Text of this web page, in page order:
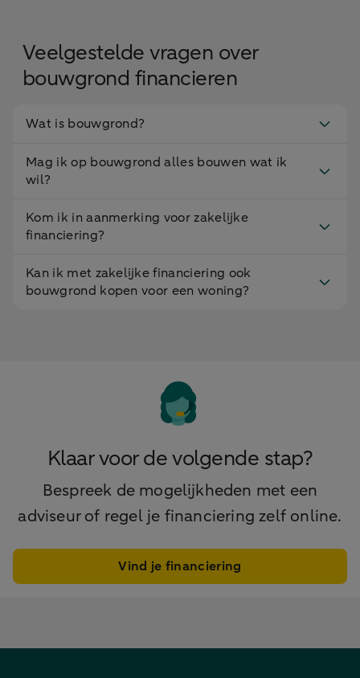
Veelgestelde vragen over
bouwgrond financieren
Wat is bouwgrond?
Mag ik op bouwgrond alles bouwen wat ik
wil?
Kom ik in aanmerking voor zakelijke
financiering?
Kan ik met zakelijke financiering ook
bouwgrond kopen voor een woning?
Klaar voor de volgende stap?
Bespreek de mogelijkheden met een
adviseur of regel je financiering zelf online.
Vind je financiering